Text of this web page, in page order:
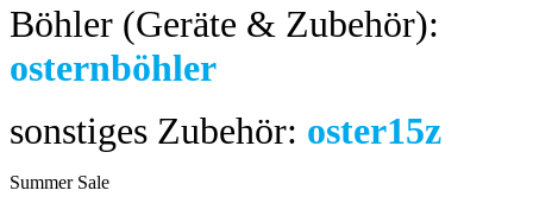
Böhler (Geräte & Zubehör):
osternböhler
sonstiges Zubehör: oster15z
Summer Sale